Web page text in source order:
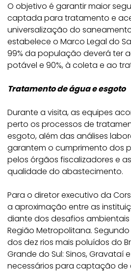
O objetivo é garantir maior
captada para tratamento e
universalização do
estabelece o Marco Legal do
99% da população deverá ter
potável e 90%, à coleta e ao
Tratamento de água e esgoto
Durante a visita, as equipes
perto os processos de
esgoto, além das análises
garantem o cumprimento dos
pelos órgãos fiscalizadores e
qualidade do abastecimento.
Para o diretor executivo da
a aproximação entre as
diante dos desafios
Região Metropolitana. Segundo
dos dez rios mais poluídos do
Grande do Sul: Sinos, Gravataí
necessários para captação de